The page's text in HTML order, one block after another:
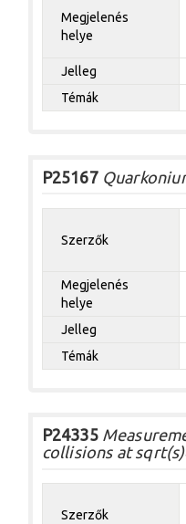
Megjelenés
helye
Jelleg
Témák
P25167
Szerzők
Megjelenés
helye
Jelleg
Témák
P24335
collisions at
Szerzők